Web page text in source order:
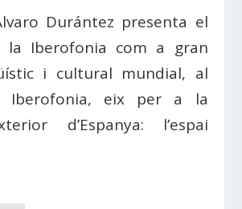
Durántez presenta el
la Iberofonia com a gran
i cultural mundial, al
Iberofonia, eix per a la
d’Espanya: l’espai